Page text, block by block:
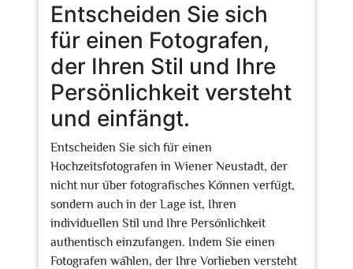
Entscheiden Sie sich
für einen Fotografen,
der Ihren Stil und Ihre
Persönlichkeit versteht
und einfängt.
Entscheiden Sie sich für einen
Hochzeitsfotografen in Wiener Neustadt, der
nicht nur über fotografisches Können verfügt,
sondern auch in der Lage ist, Ihren
individuellen Stil und Ihre Persönlichkeit
authentisch einzufangen. Indem Sie einen
Fotografen wählen, der Ihre Vorlieben versteht